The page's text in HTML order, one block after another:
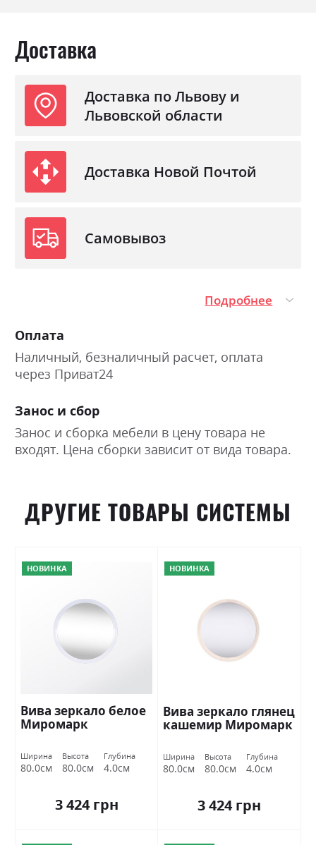
Доставка
Доставка по Львову и
Львовской области
Доставка Новой Почтой
Самовывоз
Подробнее
Оплата
Наличный, безналичный расчет, оплата
через Приват24
Занос и сбор
Занос и сборка мебели в цену товара не
входят. Цена сборки зависит от вида товара.
ДРУГИЕ ТОВАРЫ СИСТЕМЫ
НОВИНКА
Вива зеркало белое
Миромарк
Ширина
80.0см
Высота
80.0см
Глубина
4.0см
3 424 грн
НОВИНКА
Вива зеркало глянец
кашемир Миромарк
Ширина
80.0см
Высота
80.0см
Глубина
4.0см
3 424 грн